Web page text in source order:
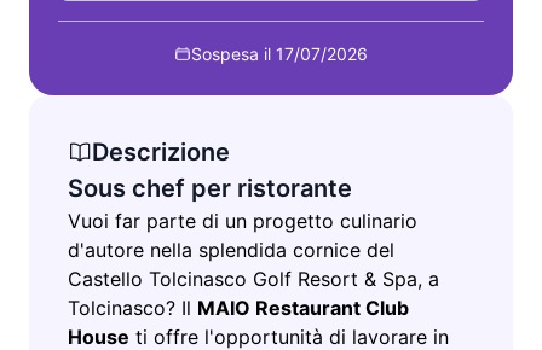
Sospesa il 17/07/2026
Descrizione
Sous chef per ristorante
Vuoi far parte di un progetto culinario
d'autore nella splendida cornice del
Castello Tolcinasco Golf Resort & Spa, a
Tolcinasco? Il MAIO Restaurant Club
House ti offre l'opportunità di lavorare in